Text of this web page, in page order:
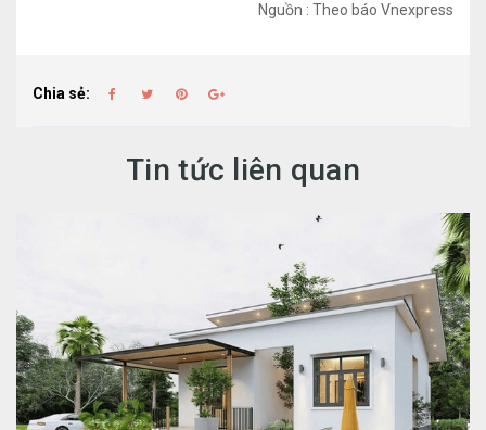
Nguồn : Theo báo Vnexpress
Chia sẻ:
Tin tức liên quan